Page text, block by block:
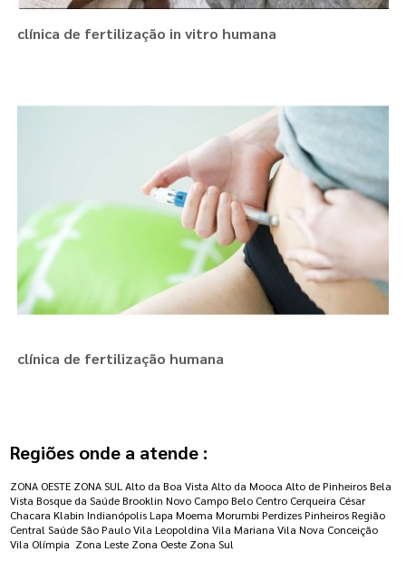
clínica de fertilização in vitro humana
clínica de fertilização humana
Regiões onde a atende :
ZONA OESTE ZONA SUL Alto da Boa Vista Alto da Mooca Alto de Pinheiros Bela
Vista Bosque da Saúde Brooklin Novo Campo Belo Centro Cerqueira César
Chacara Klabin Indianópolis Lapa Moema Morumbi Perdizes Pinheiros Região
Central Saúde São Paulo Vila Leopoldina Vila Mariana Vila Nova Conceição
Vila Olímpia Zona Leste Zona Oeste Zona Sul